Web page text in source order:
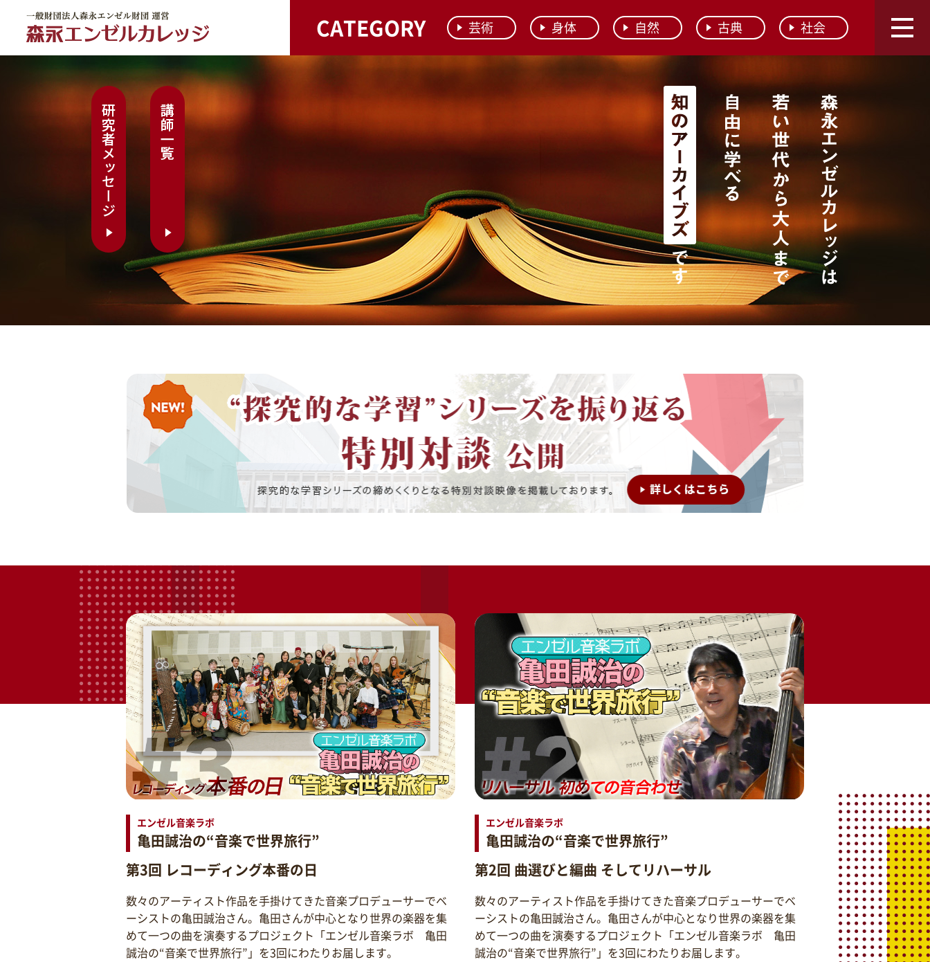
CATEGORY 芸術 身体 自然 古典 社会
エンゼル音楽ラボ
亀田誠治の“音楽で世界旅行”
第3回 レコーディング本番の日
数々のアーティスト作品を手掛けてきた音楽プロデューサーでベ
ーシストの亀田誠治さん。亀田さんが中心となり世界の楽器を集
めて一つの曲を演奏するプロジェクト「エンゼル音楽ラボ 亀田
誠治の“音楽で世界旅行”」を3回にわたりお届します。
エンゼル音楽ラボ
亀田誠治の“音楽で世界旅行”
第2回 曲選びと編曲 そしてリハーサル
数々のアーティスト作品を手掛けてきた音楽プロデューサーでベ
ーシストの亀田誠治さん。亀田さんが中心となり世界の楽器を集
めて一つの曲を演奏するプロジェクト「エンゼル音楽ラボ 亀田
誠治の“音楽で世界旅行”」を3回にわたりお届します。